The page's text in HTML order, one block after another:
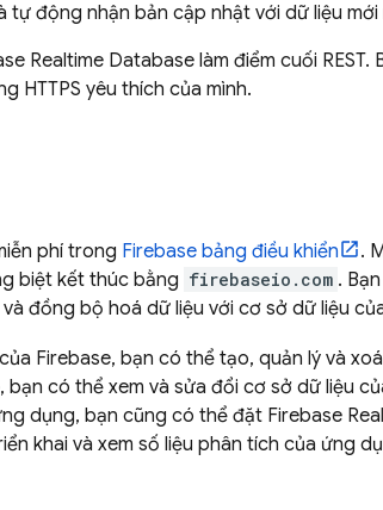
tự động nhận bản cập nhật với dữ liệu mới
Realtime Database làm điểm cuối REST.
HTTPS yêu thích của mình.
phí trong Firebase bảng điều khiển
.
biệt kết thúc bằng firebaseio.com .
đồng bộ hoá dữ liệu với cơ sở dữ liệu
của Firebase, bạn có thể tạo, quản lý và
có thể xem và sửa đổi cơ sở dữ liệu
dụng, bạn cũng có thể đặt Firebase
khai và xem số liệu phân tích của ứng